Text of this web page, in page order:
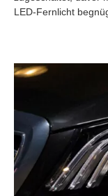
LED-Fernlicht